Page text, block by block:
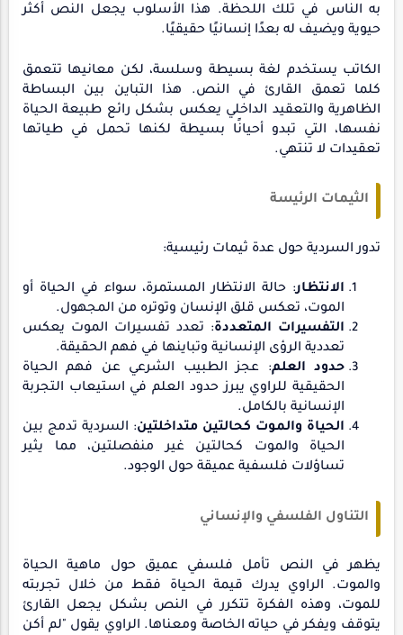
به الناس في تلك اللحظة. هذا الأسلوب يجعل النص أكثر
حيوية ويضيف له بعدًا إنسانيًا حقيقيًا.
الكاتب يستخدم لغة بسيطة وسلسة، لكن معانيها تتعمق
كلما تعمق القارئ في النص. هذا التباين بين البساطة
الظاهرية والتعقيد الداخلي يعكس بشكل رائع طبيعة الحياة
نفسها، التي تبدو أحيانًا بسيطة لكنها تحمل في طياتها
تعقيدات لا تنتهي.
الثيمات الرئيسة
تدور السردية حول عدة ثيمات رئيسية:
الانتظار: حالة الانتظار المستمرة، سواء في الحياة أو
الموت، تعكس قلق الإنسان وتوتره من المجهول.
التفسيرات المتعددة: تعدد تفسيرات الموت يعكس
تعددية الرؤى الإنسانية وتباينها في فهم الحقيقة.
حدود العلم: عجز الطبيب الشرعي عن فهم الحياة
الحقيقية للراوي يبرز حدود العلم في استيعاب التجربة
الإنسانية بالكامل.
الحياة والموت كحالتين متداخلتين: السردية تدمج بين
الحياة والموت كحالتين غير منفصلتين، مما يثير
تساؤلات فلسفية عميقة حول الوجود.
التناول الفلسفي والإنساني
يظهر في النص تأمل فلسفي عميق حول ماهية الحياة
والموت. الراوي يدرك قيمة الحياة فقط من خلال تجربته
للموت، وهذه الفكرة تتكرر في النص بشكل يجعل القارئ
يتوقف ويفكر في حياته الخاصة ومعناها. الراوي يقول "لم أكن